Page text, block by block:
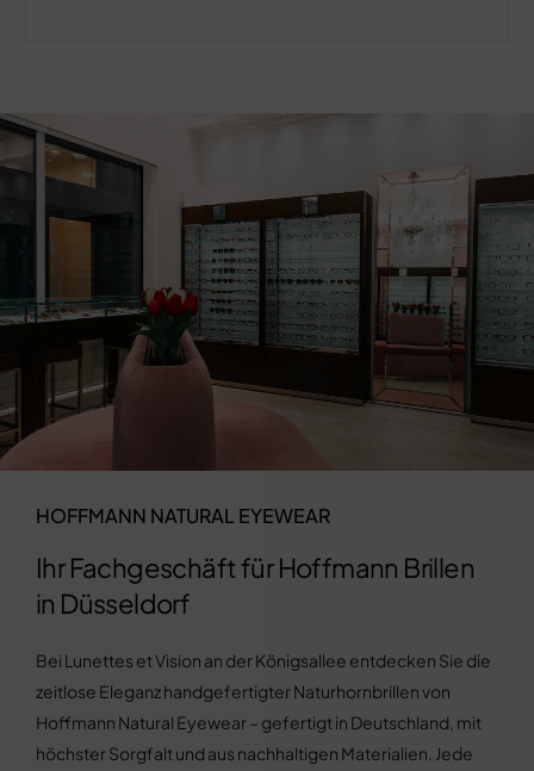
HOFFMANN NATURAL EYEWEAR
Ihr Fachgeschäft für Hoffmann Brillen
in Düsseldorf
Bei Lunettes et Vision an der Königsallee entdecken Sie die
zeitlose Eleganz handgefertigter Naturhornbrillen von
Hoffmann Natural Eyewear – gefertigt in Deutschland, mit
höchster Sorgfalt und aus nachhaltigen Materialien. Jede